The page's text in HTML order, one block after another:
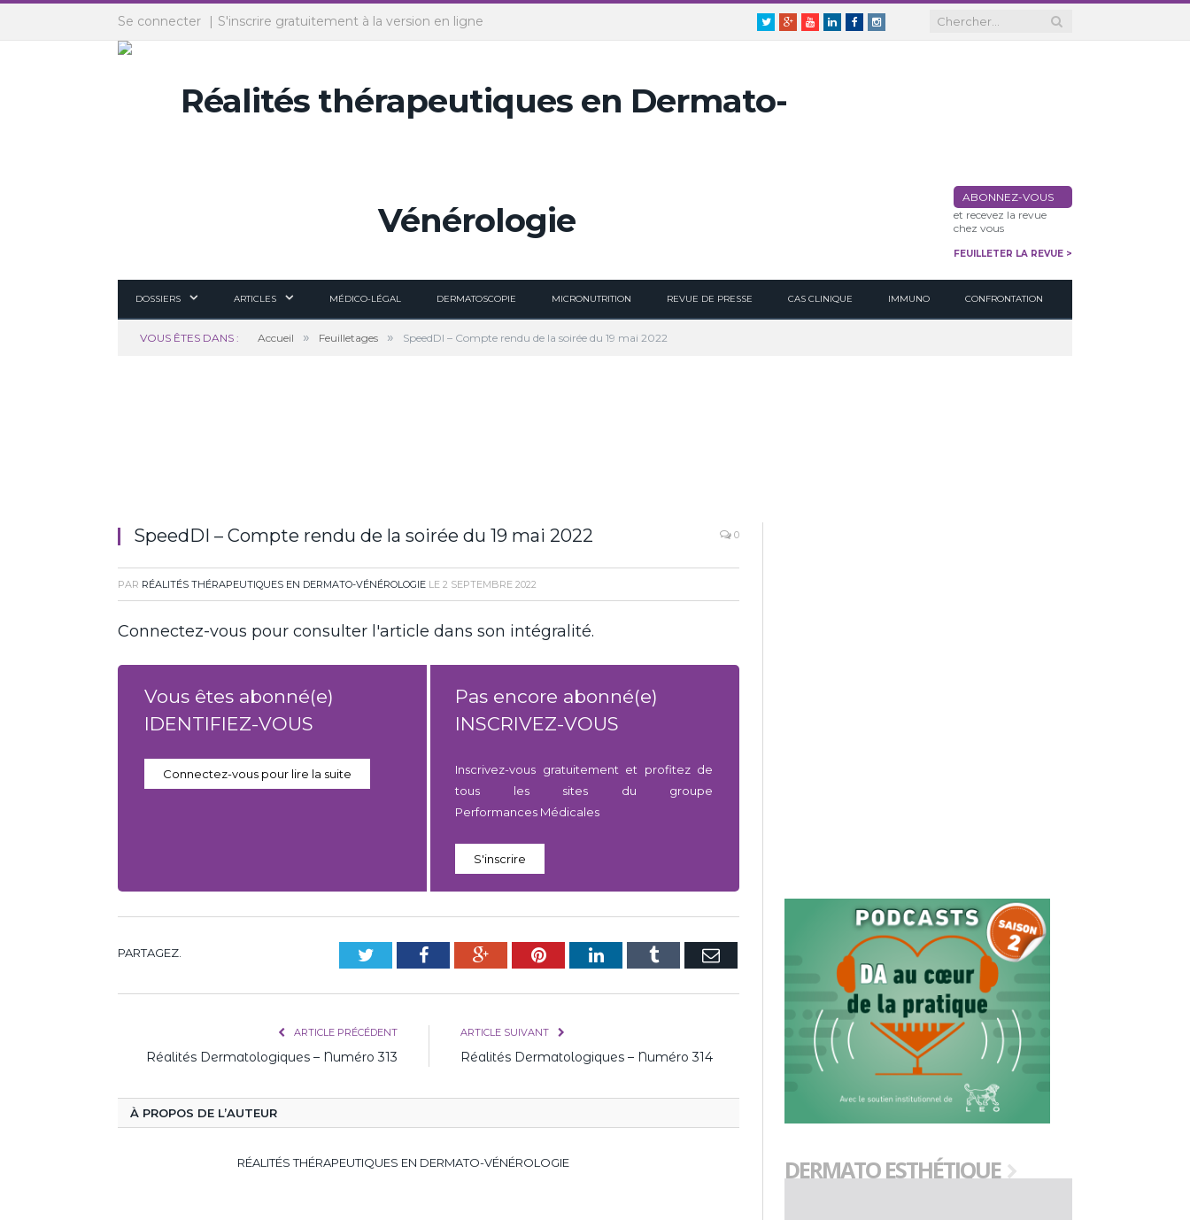
Panneau de gestion des cookies
TwitterGoogle+YoutubeLinkedinFacebookInstagram
Se connecter S'inscrire gratuitement à la version en ligne
ABONNEZ-VOUS
et recevez la revue
chez vous
FEUILLETER LA REVUE >
DOSSIERS ARTICLES MÉDICO-LÉGAL DERMATOSCOPIE MICRONUTRITION REVUE DE PRESSE CAS CLINIQUE IMMUNO CONFRONTATION
VOUS ÊTES DANS : Accueil » Feuilletages » SpeedDI – Compte rendu de la soirée du 19 mai 2022
SpeedDI – Compte rendu de la soirée du 19 mai 2022 0
PAR RÉALITÉS THÉRAPEUTIQUES EN DERMATO-VÉNÉROLOGIE LE 2 SEPTEMBRE 2022
Connectez-vous pour consulter l'article dans son intégralité.
Vous êtes abonné(e)
IDENTIFIEZ-VOUS
Connectez-vous pour lire la suite
Pas encore abonné(e)
INSCRIVEZ-VOUS
Inscrivez-vous gratuitement et profitez de
tous les sites du groupe
Performances Médicales
S'inscrire
PARTAGEZ. TwitterFacebookGoogle+PinterestLinkedInTumblr E-
ARTICLE PRÉCÉDENT
Réalités Dermatologiques – Numéro 313
ARTICLE SUIVANT
Réalités Dermatologiques – Numéro 314
À PROPOS DE L’AUTEUR
RÉALITÉS THÉRAPEUTIQUES EN DERMATO-VÉNÉROLOGIE DERMATO ESTHÉTIQUE